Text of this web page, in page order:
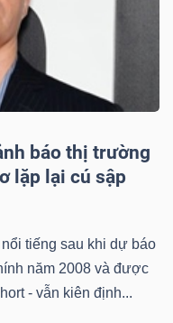
báo thị trường
lặp lại cú sập
tiếng sau khi dự báo
năm 2008 và được
- vẫn kiên định...